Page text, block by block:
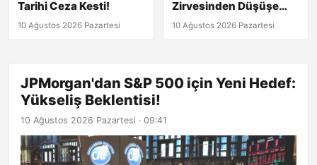
Tarihi Ceza Kesti!
10 Ağustos 2026 Pazartesi
Zirvesinden Düşüşe
10 Ağustos 2026 Pazartesi
JPMorgan'dan S&P 500 için Yeni Hedef:
Yükseliş Beklentisi!
10 Ağustos 2026 Pazartesi · 09:41